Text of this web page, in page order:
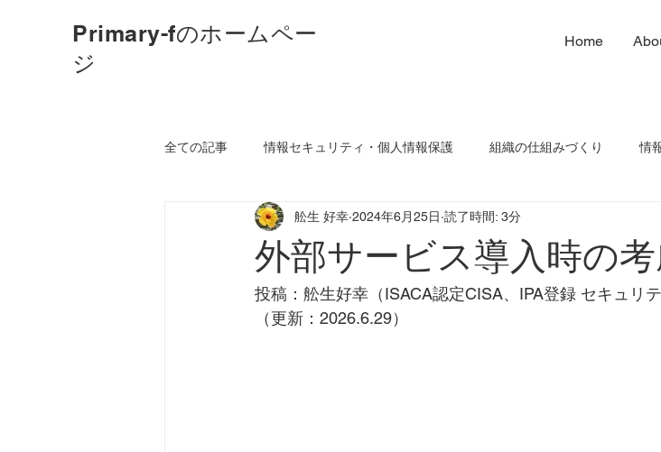
Primary-fのホームペー
ジ
Home
全ての記事 情報セキュリティ・個人情報保護 組織の仕組みづくり 情
ISO9001品質マネジメントシステム 管楽器演奏
花、ハイビスカスなど コミュニケーション
外部サービス導入時の
舩生 好幸 2024年6月25日 読了時間: 3分
投稿：舩生好幸（ISACA認定CISA、IPA登録 セキュリ
（更新：2026.6.29）